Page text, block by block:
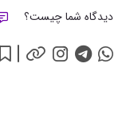
دیدگاه شما چیست؟